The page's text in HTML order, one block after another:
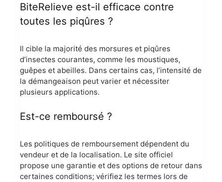
BiteRelieve est-il efficace contre
toutes les piqûres ?
Il cible la majorité des morsures et piqûres
d’insectes courantes, comme les moustiques,
guêpes et abeilles. Dans certains cas, l’intensité de
la démangeaison peut varier et nécessiter
plusieurs applications.
Est-ce remboursé ?
Les politiques de remboursement dépendent du
vendeur et de la localisation. Le site officiel
propose une garantie et des options de retour dans
certaines conditions; vérifiez les termes lors de